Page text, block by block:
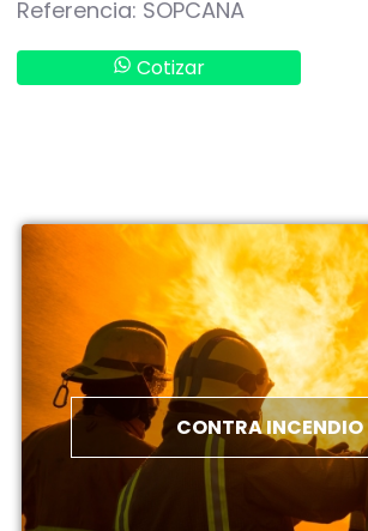
Referencia: SOPCANA
Cotizar
CONTRA INCENDIO